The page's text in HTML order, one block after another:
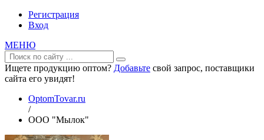
Регистрация
Вход
МЕНЮ
Ищете продукцию оптом? Добавьте свой запрос, поставщики
сайта его увидят!
OptomTovar.ru
/
ООО "Мылок"